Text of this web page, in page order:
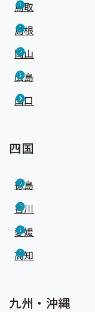
鳥取
島根
岡山
広島
山口
四国
徳島
香川
愛媛
高知
九州・沖縄